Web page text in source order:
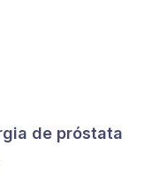
de próstata